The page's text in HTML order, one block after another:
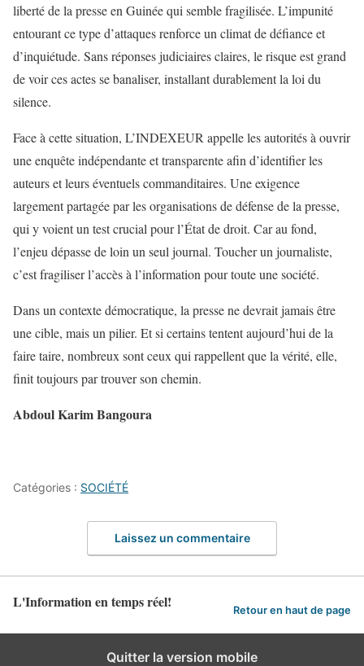
liberté de la presse en Guinée qui semble fragilisée. L’impunité
entourant ce type d’attaques renforce un climat de défiance et
d’inquiétude. Sans réponses judiciaires claires, le risque est grand
de voir ces actes se banaliser, installant durablement la loi du
silence.
Face à cette situation, L’INDEXEUR appelle les autorités à ouvrir
une enquête indépendante et transparente afin d’identifier les
auteurs et leurs éventuels commanditaires. Une exigence
largement partagée par les organisations de défense de la presse,
qui y voient un test crucial pour l’État de droit. Car au fond,
l’enjeu dépasse de loin un seul journal. Toucher un journaliste,
c’est fragiliser l’accès à l’information pour toute une société.
Dans un contexte démocratique, la presse ne devrait jamais être
une cible, mais un pilier. Et si certains tentent aujourd’hui de la
faire taire, nombreux sont ceux qui rappellent que la vérité, elle,
finit toujours par trouver son chemin.
Abdoul Karim Bangoura
Catégories : SOCIÉTÉ
Laissez un commentaire
L'Information en temps réel! Retour en haut de page
Quitter la version mobile